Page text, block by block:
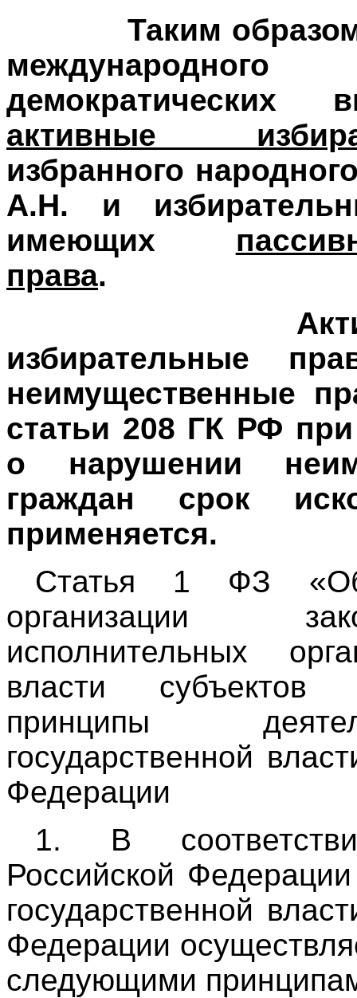
Таким
демократических
активные
избранного
А.Н. и
имеющих
права.
избирательные
неимущественные
статьи 208 ГК РФ
о нарушении
граждан срок
применяется.
Статья 1 ФЗ
организации
исполнительных
власти субъектов
принципы
государственной
Федерации
1. В
Российской
государственной
Федерации
следующими